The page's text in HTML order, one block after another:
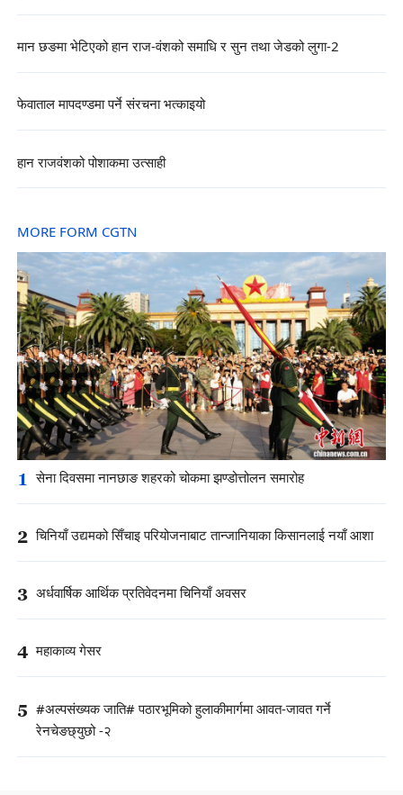
मान छङमा भेटिएको हान राज-वंशको समाधि र सुन तथा जेडको लुगा-2
फेवाताल मापदण्डमा पर्ने संरचना भत्काइयो
हान राजवंशको पोशाकमा उत्साही
MORE FORM CGTN
1 सेना दिवसमा नानछाङ शहरको चोकमा झण्डोत्तोलन समारोह
2 चिनियाँ उद्यमको सिँचाइ परियोजनाबाट तान्जानियाका किसानलाई नयाँ आशा
3 अर्धवार्षिक आर्थिक प्रतिवेदनमा चिनियाँ अवसर
4 महाकाव्य गेसर
5 #अल्पसंख्यक जाति# पठारभूमिको हुलाकीमार्गमा आवत-जावत गर्ने
रेनचेङछ्युछो -२